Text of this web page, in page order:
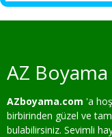
AZ Boyama
AZboyama.com 'a
birbirinden güzel ve
bulabilirsiniz. Sevimli